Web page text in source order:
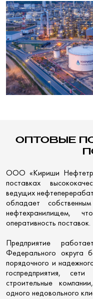
ОПТОВЫЕ
ООО «Кириши
поставках
ведущих
обладает
нефтехранилищем,
оперативность поставок.
Предприятие
Федерального округа
порядочного и
госпредприятия,
строительные
одного недовольного